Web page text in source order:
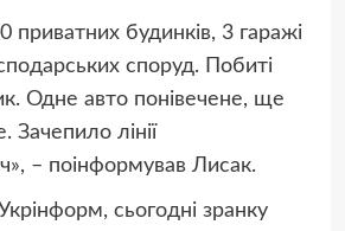
будинків, 3 гаражі
споруд. Побиті
Одне авто понівечене, ще
лінії
– поінформував Лисак.
сьогодні зранку